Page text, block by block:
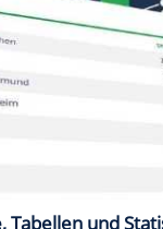
Tabellen und